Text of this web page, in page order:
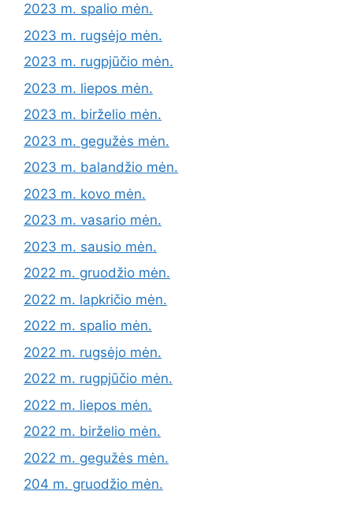
2023 m. spalio mėn.
2023 m. rugsėjo mėn.
2023 m. rugpjūčio mėn.
2023 m. liepos mėn.
2023 m. birželio mėn.
2023 m. gegužės mėn.
2023 m. balandžio mėn.
2023 m. kovo mėn.
2023 m. vasario mėn.
2023 m. sausio mėn.
2022 m. gruodžio mėn.
2022 m. lapkričio mėn.
2022 m. spalio mėn.
2022 m. rugsėjo mėn.
2022 m. rugpjūčio mėn.
2022 m. liepos mėn.
2022 m. birželio mėn.
2022 m. gegužės mėn.
204 m. gruodžio mėn.